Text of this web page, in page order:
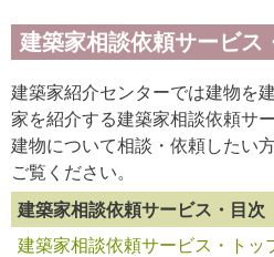
建築家相談依頼サービス
建築家紹介センターでは建物を
家を紹介する建築家相談依頼サ
建物について相談・依頼したい
ご覧ください。
建築家相談依頼サービス・目次
建築家相談依頼サービス・トッ